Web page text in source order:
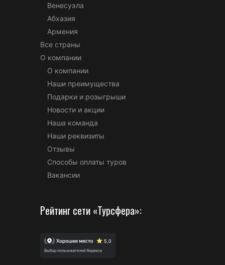
Венесуэла
Абхазия
Армения
Все страны
О компании
О компании
Наши преимущества
Подарки и розыгрыши
Новости и акции
Наша команда
Наши реквизиты
Отзывы
Способы оплаты туров
Вакансии
Рейтинг сети «Турсфера»: